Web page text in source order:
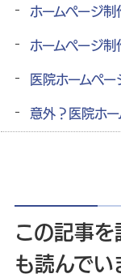
ホームページ
ホームページ
医院ホームペ
意外？医院ホ
この記事
も読んでい